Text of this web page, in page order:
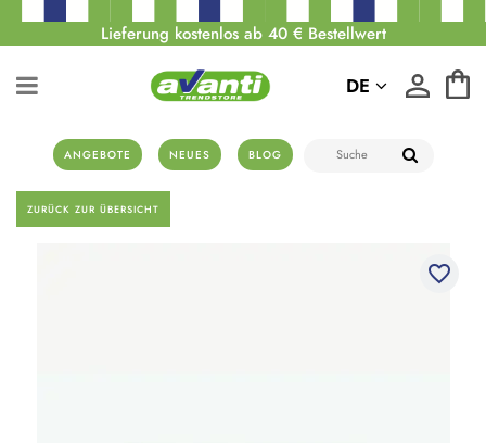
Lieferung kostenlos ab 40 € Bestellwert
ANGEBOTE NEUES BLOG
DE
ZURÜCK ZUR ÜBERSICHT
favorite_border